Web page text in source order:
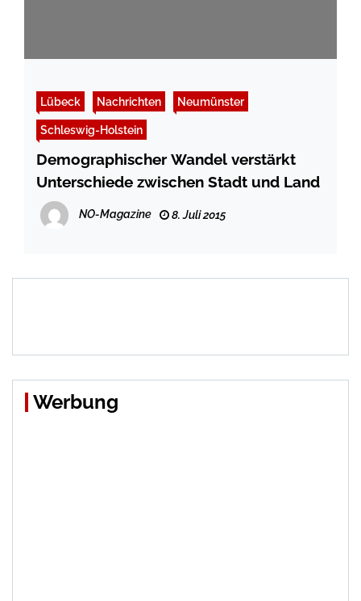
Lübeck Nachrichten Neumünster
Schleswig-Holstein
Demographischer Wandel verstärkt
Unterschiede zwischen Stadt und Land
NO-Magazine 8. Juli 2015
Werbung